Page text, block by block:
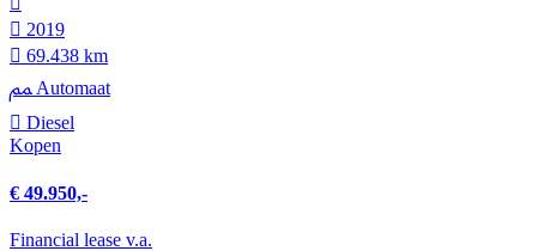
2019
69.438 km
Automaat
Diesel
Kopen
€ 49.950,-
Financial lease v.a.